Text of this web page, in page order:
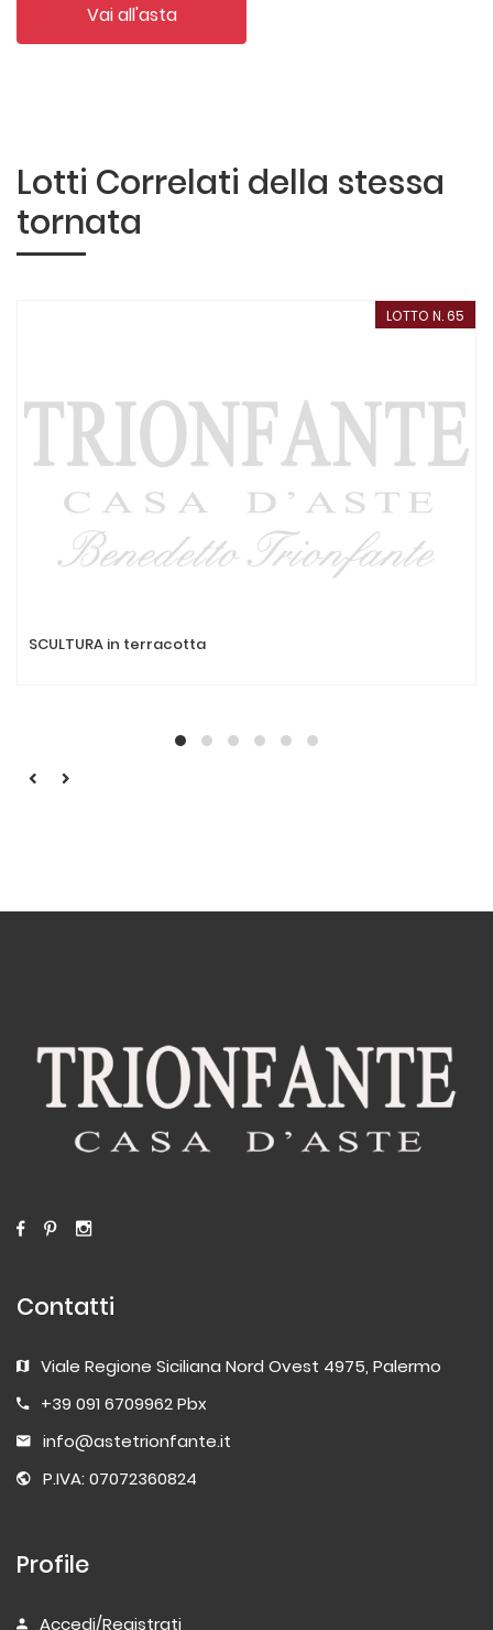
Vai all'asta
Lotti Correlati della stessa
tornata
LOTTO N. 65
SCULTURA in terracotta
Contatti
Viale Regione Siciliana Nord Ovest 4975, Palermo
+39 091 6709962 Pbx
info@astetrionfante.it
P.IVA: 07072360824
Profile
Accedi/Registrati